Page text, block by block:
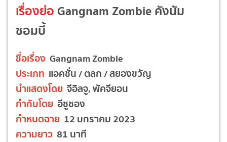
เรื่องย่อ Gangnam Zombie คังนัม
ซอมบี้
ชื่อเรื่อง Gangnam Zombie
ประเภท แอคชั่น / ตลก / สยองขวัญ
นำแสดงโดย จีอิลจู, พัคจียอน
กำกับโดย อีซูชอง
กำหนดฉาย 12 มกราคม 2023
ความยาว 81 นาที